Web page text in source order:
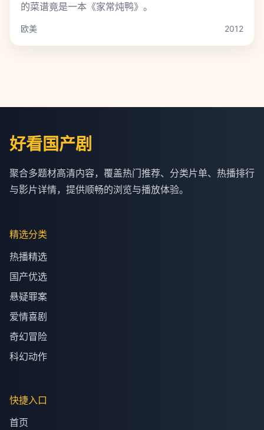
的菜谱竟是一本《家常炖鸭》。
欧美 2012
好看国产剧
聚合多题材高清内容，覆盖热门推荐、分类片单、热播排行
与影片详情，提供顺畅的浏览与播放体验。
精选分类
热播精选
国产优选
悬疑罪案
爱情喜剧
奇幻冒险
科幻动作
快捷入口
首页